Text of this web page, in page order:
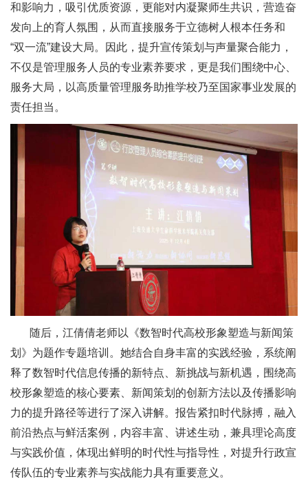
和影响力，吸引优质资源，更能对内凝聚师生共识，营造奋
发向上的育人氛围，从而直接服务于立德树人根本任务和
“双一流”建设大局。因此，提升宣传策划与声量聚合能力，
不仅是管理服务人员的专业素养要求，更是我们围绕中心、
服务大局，以高质量管理服务助推学校乃至国家事业发展的
责任担当。
随后，江倩倩老师以《数智时代高校形象塑造与新闻策
划》为题作专题培训。她结合自身丰富的实践经验，系统阐
释了数智时代信息传播的新特点、新挑战与新机遇，围绕高
校形象塑造的核心要素、新闻策划的创新方法以及传播影响
力的提升路径等进行了深入讲解。报告紧扣时代脉搏，融入
前沿热点与鲜活案例，内容丰富、讲述生动，兼具理论高度
与实践价值，体现出鲜明的时代性与指导性，对提升行政宣
传队伍的专业素养与实战能力具有重要意义。